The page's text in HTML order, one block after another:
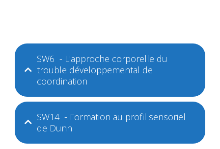
SW6 - L'approche corporelle du
trouble développemental de
coordination
SW14 - Formation au profil sensoriel
de Dunn